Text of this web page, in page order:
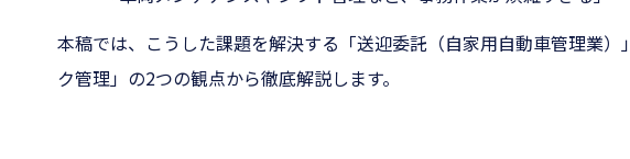
本稿では、こうした課題を解決する「送迎委託（自家用自動車管理業
ク管理」の2つの観点から徹底解説します。